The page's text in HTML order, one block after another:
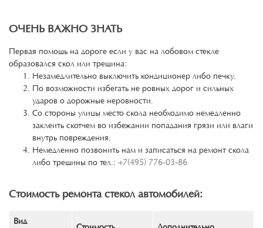
ОЧЕНЬ ВАЖНО ЗНАТЬ
Первая помощь на дороге если у вас на лобовом стекле
образовался скол или трещина:
Незамедлительно выключить кондиционер либо печку.
По возможности избегать не ровных дорог и сильных
ударов о дорожные неровности.
Со стороны улицы место скола необходимо немедленно
заклеить скотчем во избежании попадания грязи или влаги
внутрь повреждения.
Немедленно позвонить нам и записаться на ремонт скола
либо трещины по тел.: +7(495) 776-03-86
Стоимость ремонта стекол автомобилей:
Вид